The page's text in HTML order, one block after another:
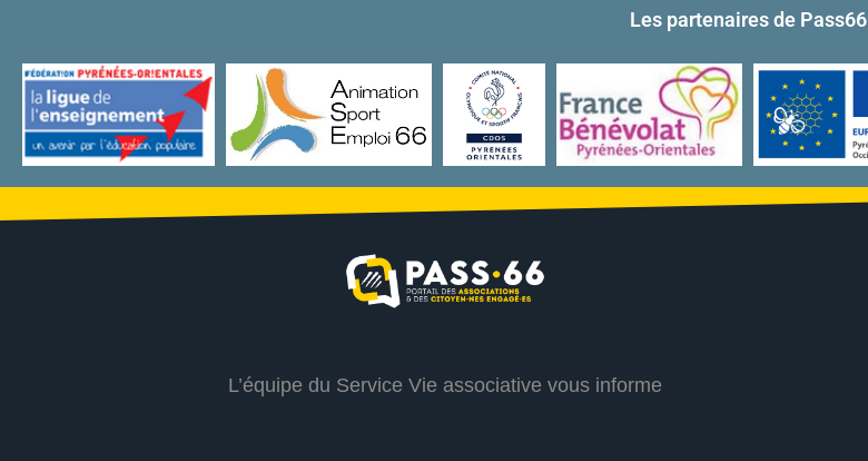
Les partenaires de Pass66
L’équipe du Service Vie associative vous informe